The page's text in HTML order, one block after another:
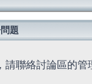
題
聯絡討論區的